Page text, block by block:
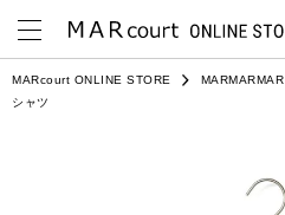
MARcourt ONLINE STORE MARMARMAR
シャツ